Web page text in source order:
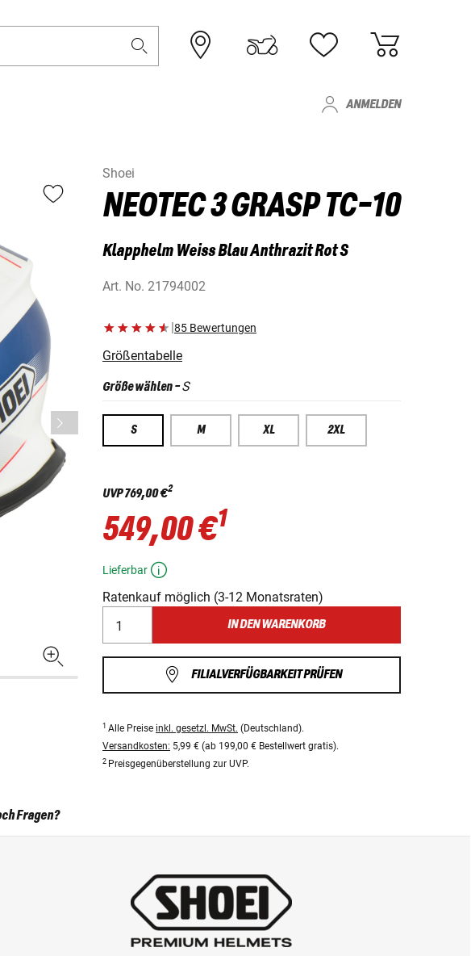
ANMELDEN
Shoei
NEOTEC 3 GRASP TC-10
Klapphelm Weiss Blau Anthrazit Rot S
Art. No. 21794002
|85 Bewertungen
Größentabelle
Größe wählen-S
S M XL 2XL
UVP769,00 €2
549,00 €1
Lieferbar
Ratenkauf möglich (3-12 Monatsraten)
IN DEN WARENKORB
FILIALVERFÜGBARKEIT PRÜFEN
1 Alle Preise inkl. gesetzl. MwSt. (Deutschland).
Versandkosten: 5,99 € (ab 199,00 € Bestellwert gratis).
2 Preisgegenüberstellung zur UVP.
Fragen?